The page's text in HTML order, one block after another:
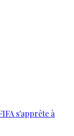
s'apprête à